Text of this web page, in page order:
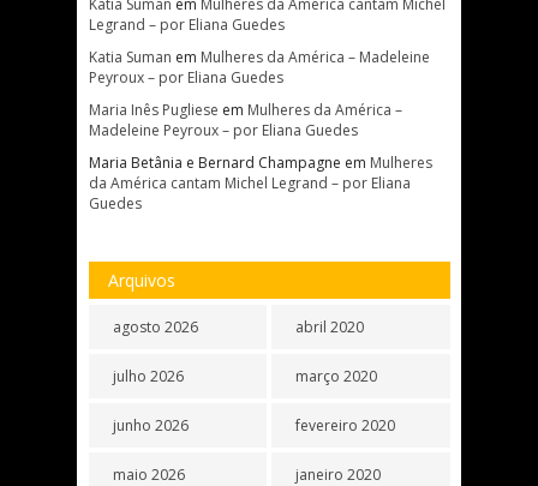
Katia Suman em Mulheres da América cantam Michel
Legrand – por Eliana Guedes
Katia Suman em Mulheres da América – Madeleine
Peyroux – por Eliana Guedes
Maria Inês Pugliese em Mulheres da América –
Madeleine Peyroux – por Eliana Guedes
Maria Betânia e Bernard Champagne em Mulheres
da América cantam Michel Legrand – por Eliana
Guedes
Arquivos
agosto 2026
julho 2026
junho 2026
maio 2026
abril 2020
março 2020
fevereiro 2020
janeiro 2020